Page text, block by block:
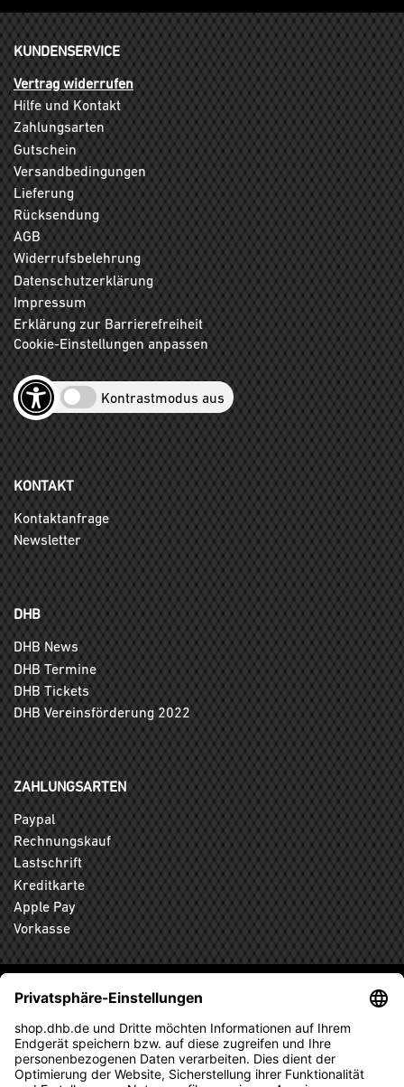
KUNDENSERVICE
Vertrag widerrufen
Hilfe und Kontakt
Zahlungsarten
Gutschein
Versandbedingungen
Lieferung
Rücksendung
AGB
Widerrufsbelehrung
Datenschutzerklärung
Impressum
Erklärung zur Barrierefreiheit
Cookie-Einstellungen anpassen
Kontrastmodus aus
KONTAKT
Kontaktanfrage
Newsletter
DHB
DHB News
DHB Termine
DHB Tickets
DHB Vereinsförderung 2022
ZAHLUNGSARTEN
Paypal
Rechnungskauf
Lastschrift
Kreditkarte
Apple Pay
Vorkasse
ABONNIEREN SIE DEN KOSTENLOSEN DHB-FANSHOP
NEWSLETTER UND VERPASSEN SIE KEINE NEUIGKEIT ODER
AKTION MEHR.
ANMELDEN